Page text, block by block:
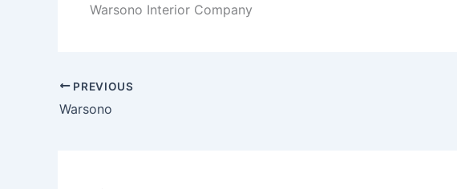
Warsono Interior Company
PREVIOUS
Warsono